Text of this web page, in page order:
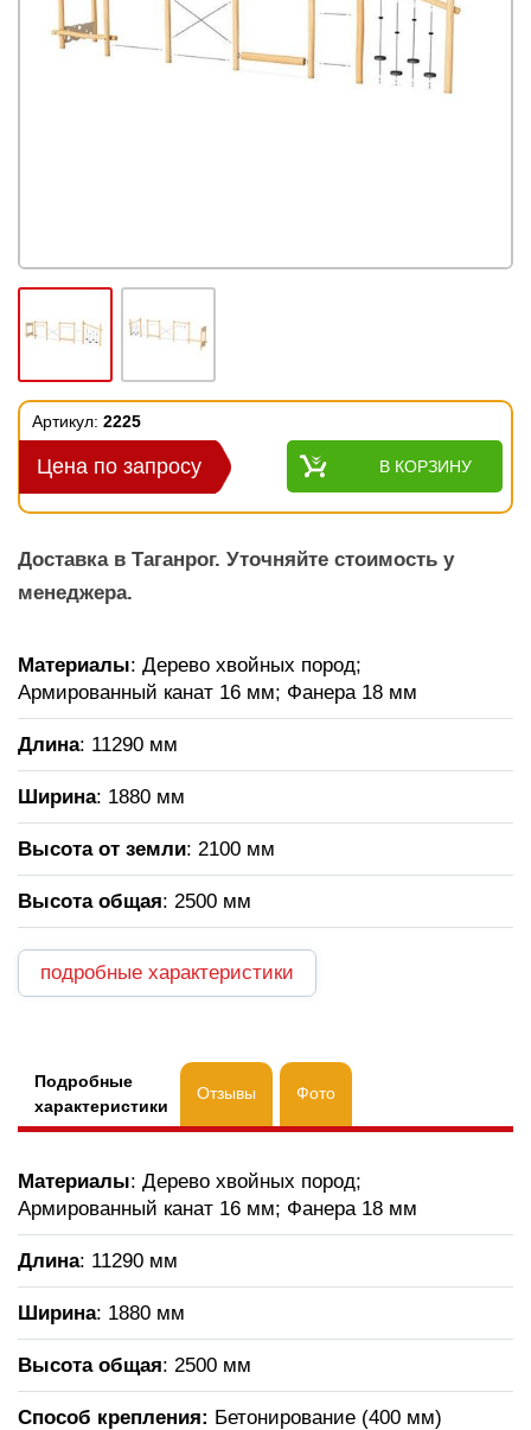
Артикул: 2225
Цена по запросу В КОРЗИНУ
Доставка в Таганрог. Уточняйте стоимость у
менеджера.
Материалы: Дерево хвойных пород;
Армированный канат 16 мм; Фанера 18 мм
Длина: 11290 мм
Ширина: 1880 мм
Высота от земли: 2100 мм
Высота общая: 2500 мм
подробные характеристики
Подробные
характеристики
Отзывы Фото
Материалы: Дерево хвойных пород;
Армированный канат 16 мм; Фанера 18 мм
Длина: 11290 мм
Ширина: 1880 мм
Высота общая: 2500 мм
Способ крепления: Бетонирование (400 мм)